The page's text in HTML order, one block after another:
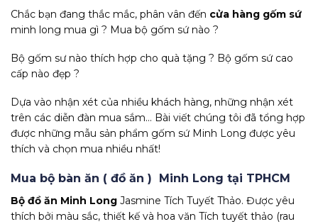
Chắc bạn đang thắc mắc, phân vân đến cửa hàng gốm sứ
minh long mua gì ? Mua bộ gốm sứ nào ?
Bộ gốm sư nào thích hợp cho quà tặng ? Bộ gốm sứ cao
cấp nào đẹp ?
Dựa vào nhận xét của nhiều khách hàng, những nhận xét
trên các diễn đàn mua sắm… Bài viết chúng tôi đã tổng hợp
được những mẫu sản phẩm gốm sứ Minh Long được yêu
thích và chọn mua nhiều nhất!
Mua bộ bàn ăn ( đồ ăn ) Minh Long tại TPHCM
Bộ đồ ăn Minh Long Jasmine Tích Tuyết Thảo. Được yêu
thích bởi màu sắc, thiết kế và hoa văn Tích tuyết thảo (rau